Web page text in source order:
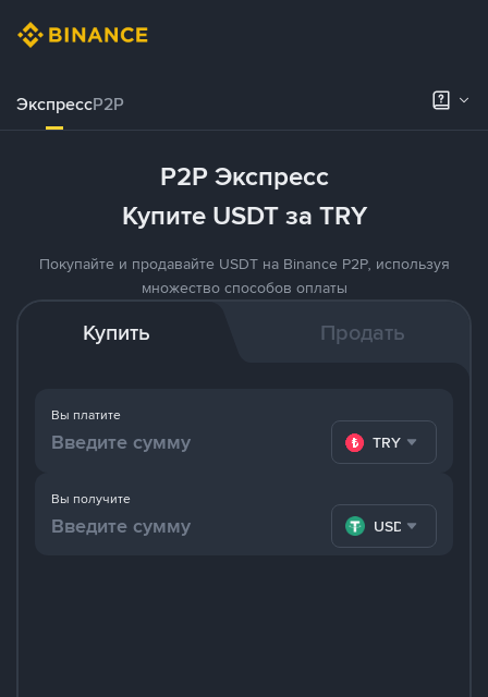
ЭкспрессP2P
P2P Экспресс
Купите USDT за TRY
Покупайте и продавайте USDT на Binance P2P, используя
множество способов оплаты
Купить Продать
Вы платите
TRY
Вы получите
USDT